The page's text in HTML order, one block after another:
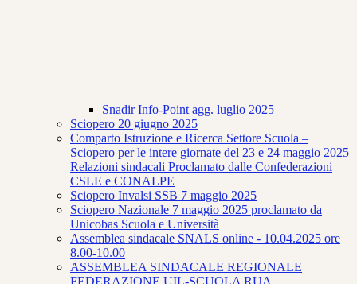
Snadir Info-Point agg. luglio 2025
Sciopero 20 giugno 2025
Comparto Istruzione e Ricerca Settore Scuola –
Sciopero per le intere giornate del 23 e 24 maggio 2025
Relazioni sindacali Proclamato dalle Confederazioni
CSLE e CONALPE
Sciopero Invalsi SSB 7 maggio 2025
Sciopero Nazionale 7 maggio 2025 proclamato da
Unicobas Scuola e Università
Assemblea sindacale SNALS online - 10.04.2025 ore
8.00-10.00
ASSEMBLEA SINDACALE REGIONALE